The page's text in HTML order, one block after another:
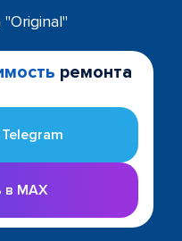
ремонта
в MAX